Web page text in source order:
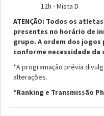
12h - Mista D
ATENÇÃO: Todos os
presentes no horário de
grupo. A ordem dos
conforme necessidade da
*A programação prévia
alterações.
*Ranking e Transmissão